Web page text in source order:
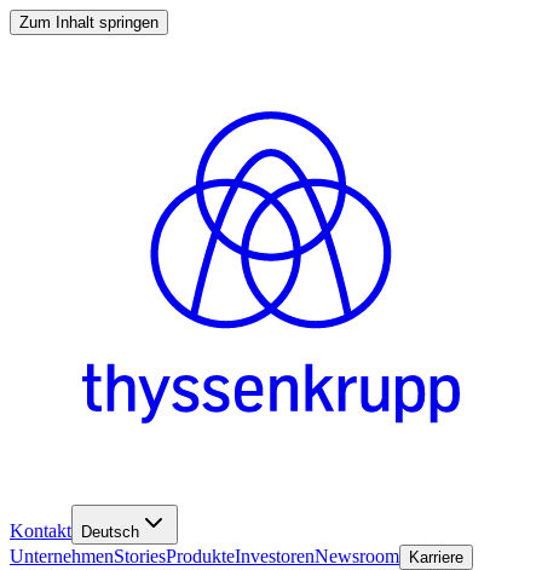
Zum Inhalt springen
Kontakt Deutsch
UnternehmenStoriesProdukteInvestorenNewsroom Karriere